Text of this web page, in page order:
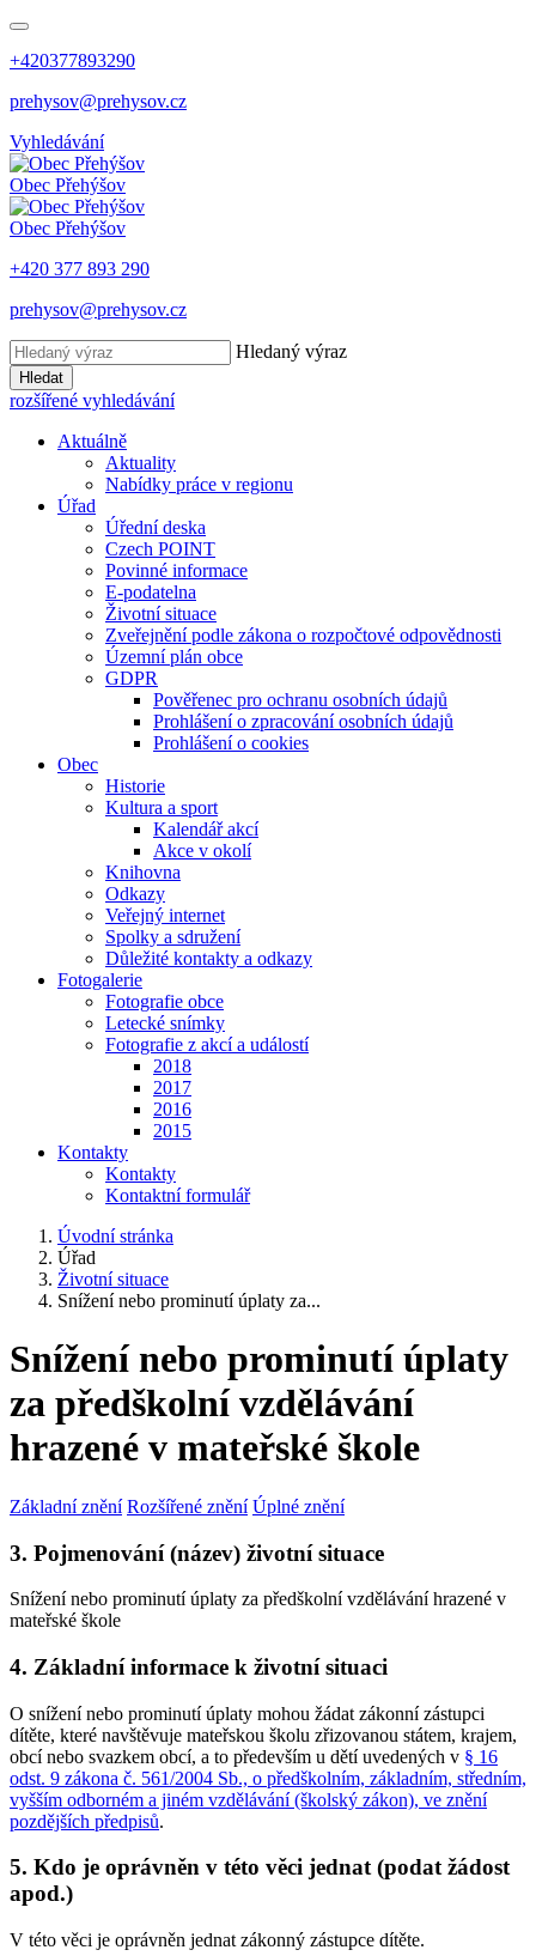
+420377893290
prehysov@prehysov.cz
Vyhledávání
Obec Přehýšov
Obec Přehýšov
+420 377 893 290
prehysov@prehysov.cz
Hledaný výraz
Hledat
rozšířené vyhledávání
Aktuálně
Aktuality
Nabídky práce v regionu
Úřad
Úřední deska
Czech POINT
Povinné informace
E-podatelna
Životní situace
Zveřejnění podle zákona o rozpočtové odpovědnosti
Územní plán obce
GDPR
Pověřenec pro ochranu osobních údajů
Prohlášení o zpracování osobních údajů
Prohlášení o cookies
Obec
Historie
Kultura a sport
Kalendář akcí
Akce v okolí
Knihovna
Odkazy
Veřejný internet
Spolky a sdružení
Důležité kontakty a odkazy
Fotogalerie
Fotografie obce
Letecké snímky
Fotografie z akcí a událostí
2018
2017
2016
2015
Kontakty
Kontakty
Kontaktní formulář
Úvodní stránka
Úřad
Životní situace
Snížení nebo prominutí úplaty za...
Snížení nebo prominutí úplaty
za předškolní vzdělávání
hrazené v mateřské škole
Základní znění Rozšířené znění Úplné znění
3. Pojmenování (název) životní situace
Snížení nebo prominutí úplaty za předškolní vzdělávání hrazené v
mateřské škole
4. Základní informace k životní situaci
O snížení nebo prominutí úplaty mohou žádat zákonní zástupci
dítěte, které navštěvuje mateřskou školu zřizovanou státem, krajem,
obcí nebo svazkem obcí, a to především u dětí uvedených v § 16
odst. 9 zákona č. 561/2004 Sb., o předškolním, základním, středním,
vyšším odborném a jiném vzdělávání (školský zákon), ve znění
pozdějších předpisů.
5. Kdo je oprávněn v této věci jednat (podat žádost
apod.)
V této věci je oprávněn jednat zákonný zástupce dítěte.